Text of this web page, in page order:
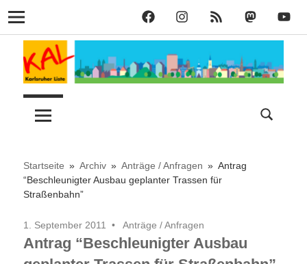
KAL
auf
Facebook
KAL
auf
Instagram
KAL
RSS
KAL
bei
KAL
auf
Navigation
Zum
Inhalt
springen
Karlsruher
–
KAL
Stadt
Startseite Archiv Anträge / Anfragen
Antrag
“Beschleunigter Ausbau geplanter Trassen für
Straßenbahn”
1. September 2011 Anträge / Anfragen
Antrag “Beschleunigter Ausbau